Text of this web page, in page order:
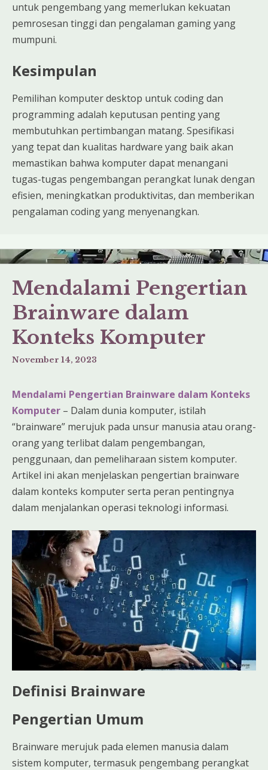
untuk pengembang yang memerlukan kekuatan
pemrosesan tinggi dan pengalaman gaming yang
mumpuni.
Kesimpulan
Pemilihan komputer desktop untuk coding dan
programming adalah keputusan penting yang
membutuhkan pertimbangan matang. Spesifikasi
yang tepat dan kualitas hardware yang baik akan
memastikan bahwa komputer dapat menangani
tugas-tugas pengembangan perangkat lunak dengan
efisien, meningkatkan produktivitas, dan memberikan
pengalaman coding yang menyenangkan.
Mendalami Pengertian
Brainware dalam
Konteks Komputer
November 14, 2023
Mendalami Pengertian Brainware dalam Konteks
Komputer – Dalam dunia komputer, istilah
“brainware” merujuk pada unsur manusia atau orang-
orang yang terlibat dalam pengembangan,
penggunaan, dan pemeliharaan sistem komputer.
Artikel ini akan menjelaskan pengertian brainware
dalam konteks komputer serta peran pentingnya
dalam menjalankan operasi teknologi informasi.
Definisi Brainware
Pengertian Umum
Brainware merujuk pada elemen manusia dalam
sistem komputer, termasuk pengembang perangkat